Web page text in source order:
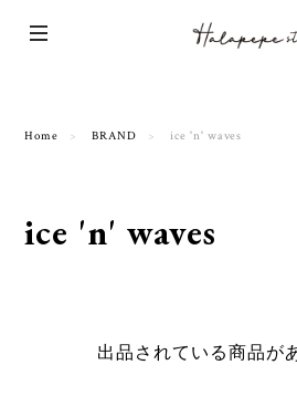
Home BRAND ice 'n' waves
ice 'n' waves
出品されている商品が